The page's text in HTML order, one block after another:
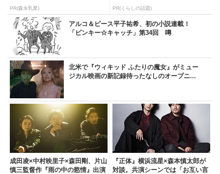
PR(森永乳業) PR(くらしの話題)
アルコ＆ピース平子祐希、初の小説連載！
「ピンキー☆キャッチ」第34回 噂
北米で『ウィキッド ふたりの魔女』がミュー
ジカル映画の新記録待ったなしのオープニ...
成田凌×中村映里子×森田剛、片山
慎三監督作『雨の中の慾情』出演
『正体』横浜流星×森本慎太郎が
対談。共演シーンでは「お互い言